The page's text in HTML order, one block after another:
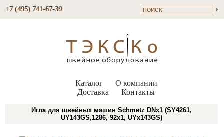
+7 (495) 741-67-39
Каталог
О компании
Доставка
Контакты
Игла для швейных машин Schmetz DNx1 (SY4261,
UY143GS,1286, 92x1, UYx143GS)